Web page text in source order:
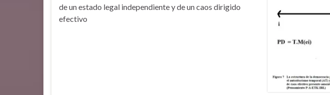
de un estado legal independiente y de un caos dirigido
efectivo